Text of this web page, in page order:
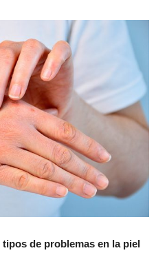
tipos de problemas en la piel